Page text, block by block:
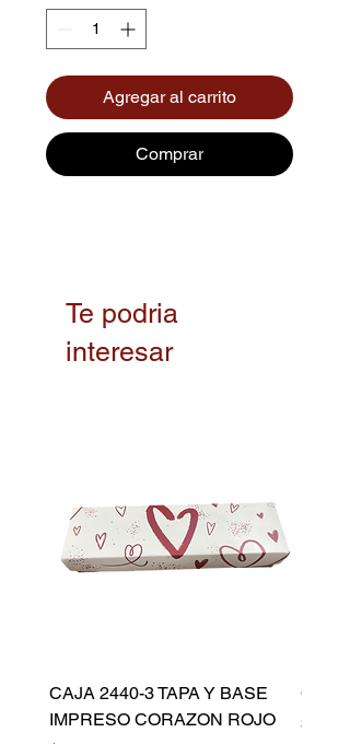
Agregar al carrito
Comprar
Te podria
interesar
CAJA 2440-3 TAPA Y BASE
IMPRESO CORAZON ROJO
Precio
$